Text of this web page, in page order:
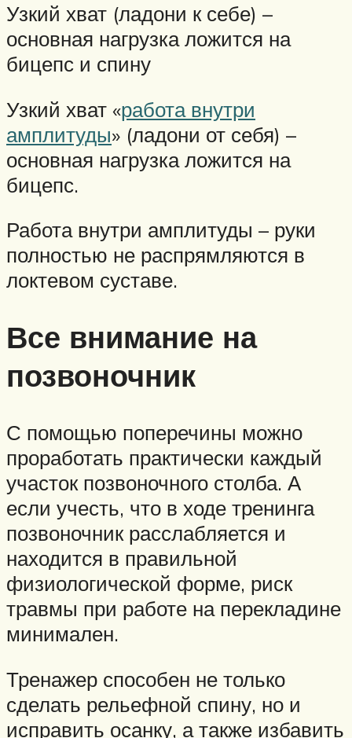
Узкий хват (ладони к себе) –
основная нагрузка ложится на
бицепс и спину
Узкий хват «работа внутри
амплитуды» (ладони от себя) –
основная нагрузка ложится на
бицепс.
Работа внутри амплитуды – руки
полностью не распрямляются в
локтевом суставе.
Все внимание на
позвоночник
С помощью поперечины можно
проработать практически каждый
участок позвоночного столба. А
если учесть, что в ходе тренинга
позвоночник расслабляется и
находится в правильной
физиологической форме, риск
травмы при работе на перекладине
минимален.
Тренажер способен не только
сделать рельефной спину, но и
исправить осанку, а также избавить